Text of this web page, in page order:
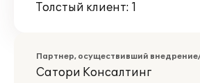
Толстый клиент: 1
Партнер, осуществивший
Сатори Консалтинг